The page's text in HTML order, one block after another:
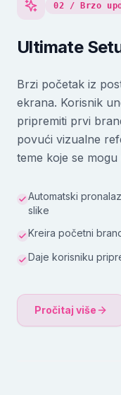
02 / Brzo
Ultimate
Brzi početak iz
ekrana. Korisnik
pripremiti prvi
povući vizualne
teme koje se
Automatski
slike
Kreira početni
Daje korisniku
Pročitaj više